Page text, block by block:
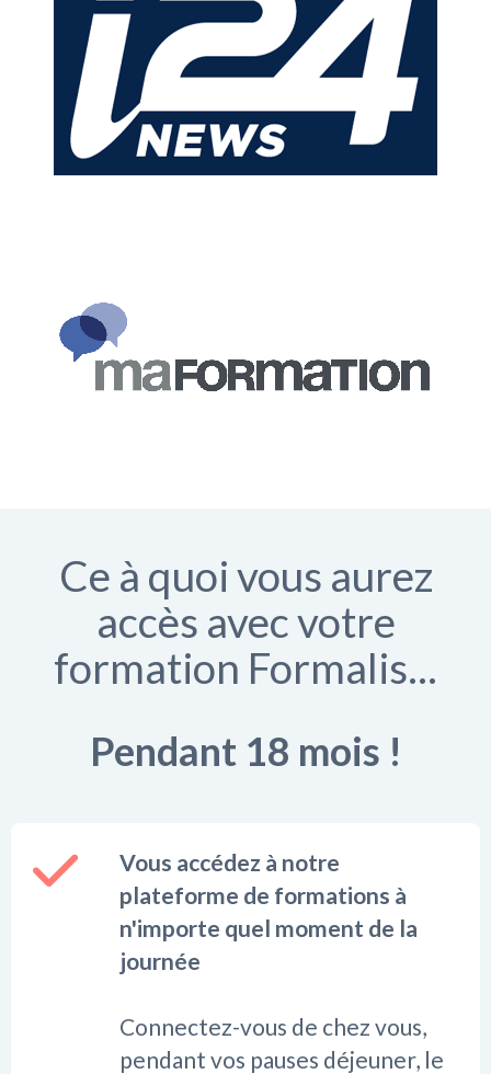
Ce à quoi vous aurez
accès avec votre
formation Formalis...
Pendant 18 mois !
Vous accédez à notre
plateforme de formations à
n'importe quel moment de la
journée
Connectez-vous de chez vous,
pendant vos pauses déjeuner, le